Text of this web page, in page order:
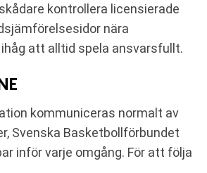
kontrollera licensierade
nära
att alltid spela ansvarsfullt.
kommuniceras normalt av
Svenska Basketbollförbundet
inför varje omgång. För att följa